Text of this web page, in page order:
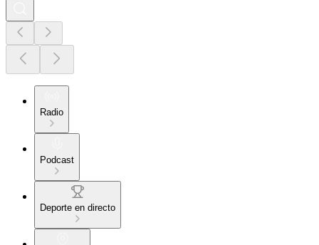
Radio
Podcast
Deporte en directo